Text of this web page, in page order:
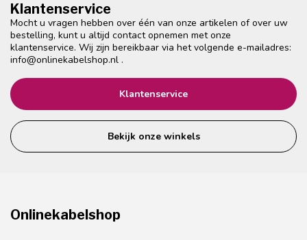
Klantenservice
Mocht u vragen hebben over één van onze artikelen of over uw
bestelling, kunt u altijd contact opnemen met onze
klantenservice. Wij zijn bereikbaar via het volgende e-mailadres:
info@onlinekabelshop.nl .
Klantenservice
Bekijk onze winkels
Onlinekabelshop